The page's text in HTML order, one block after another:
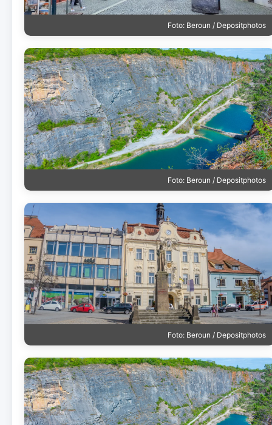
Foto: Beroun / Depositphotos
Foto: Beroun / Depositphotos
Foto: Beroun / Depositphotos